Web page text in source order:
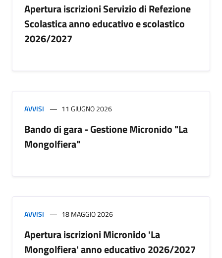
Apertura iscrizioni Servizio di Refezione
Scolastica anno educativo e scolastico
2026/2027
AVVISI 11 GIUGNO 2026
Bando di gara - Gestione Micronido "La
Mongolfiera"
AVVISI 18 MAGGIO 2026
Apertura iscrizioni Micronido 'La
Mongolfiera' anno educativo 2026/2027